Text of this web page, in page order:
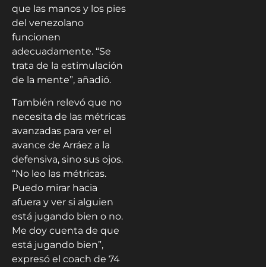
que las manos y los pies
del venezolano
funcionen
adecuadamente. “Se
trata de la estimulación
de la mente”, añadió.
También relevó que no
necesita de las métricas
avanzadas para ver el
avance de Arráez a la
defensiva, sino sus ojos.
“No leo las métricas.
Puedo mirar hacia
afuera y ver si alguien
está jugando bien o no.
Me doy cuenta de que
está jugando bien”,
expresó el coach de 74